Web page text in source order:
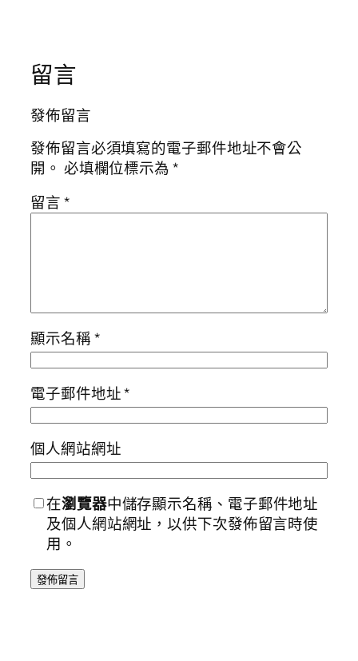
留言
發佈留言
發佈留言必須填寫的電子郵件地址不會公
開。 必填欄位標示為*
留言*
顯示名稱*
電子郵件地址*
個人網站網址
在瀏覽器中儲存顯示名稱、電子郵件地址
及個人網站網址，以供下次發佈留言時使
用。